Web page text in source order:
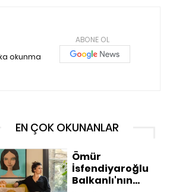
okunma
ABONE OL
EN ÇOK OKUNANLAR
Ömür
İsfendiyaroğlu
Balkanlı'nın